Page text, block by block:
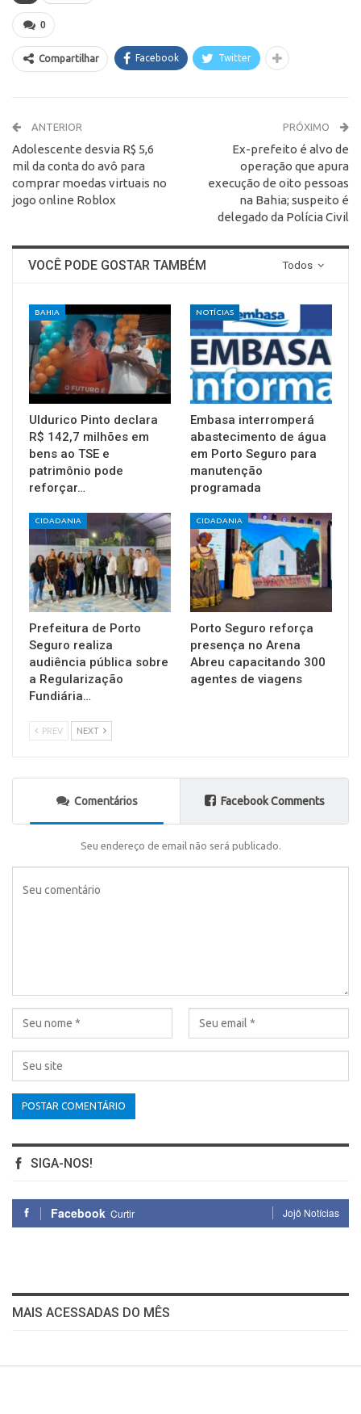
0
Compartilhar Facebook Twitter
ANTERIOR
Adolescente desvia R$ 5,6
mil da conta do avô para
comprar moedas virtuais no
jogo online Roblox
PRÓXIMO
Ex-prefeito é alvo de
operação que apura
execução de oito pessoas
na Bahia; suspeito é
delegado da Polícia Civil
Todos
VOCÊ PODE GOSTAR TAMBÉM
BAHIA
Uldurico Pinto declara
R$ 142,7 milhões em
bens ao TSE e
patrimônio pode
reforçar…
NOTÍCIAS
Embasa interromperá
abastecimento de água
em Porto Seguro para
manutenção
programada
CIDADANIA
Prefeitura de Porto
Seguro realiza
audiência pública sobre
a Regularização
Fundiária…
CIDADANIA
Porto Seguro reforça
presença no Arena
Abreu capacitando 300
agentes de viagens
PREV NEXT
Comentários Facebook Comments
Seu endereço de email não será publicado.
SIGA-NOS!
Facebook Curtir Jojô Notícias
MAIS ACESSADAS DO MÊS